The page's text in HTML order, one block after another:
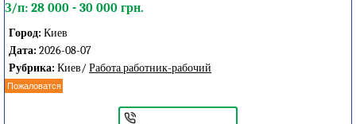
З/п: 28 000 - 30 000 грн.
Город: Киев
Дата: 2026-08-07
Рубрика: Киев/ Работа работник-рабочий
Пожаловатся